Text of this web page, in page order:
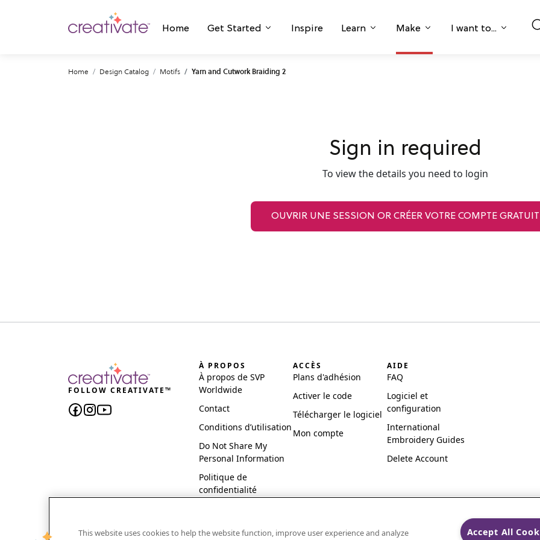
Home Get Started Inspire Learn Make I want to...
Home Design Catalog Motifs Yarn and Cutwork Braiding 2
Sign in required
To view the details you need to login
OUVRIR UNE SESSION OR CRÉER VOTRE COMPTE GRATUIT
FOLLOW CREATIVATE™
À PROPOS
À propos de SVP
Worldwide
Contact
Conditions d’utilisation
Do Not Share My
Personal Information
Politique de
confidentialité
ACCÈS
Plans d'adhésion
Activer le code
Télécharger le logiciel
Mon compte
AIDE
FAQ
Logiciel et
configuration
International
Embroidery Guides
Delete Account
This website uses cookies to help the website function, improve user experience and analyze
Accept All